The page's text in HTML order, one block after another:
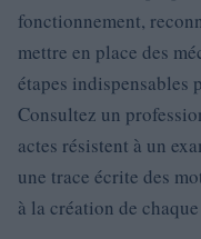
fonctionnement,
mettre en place des
étapes indispensables
Consultez un
actes résistent à un
une trace écrite des
à la création de